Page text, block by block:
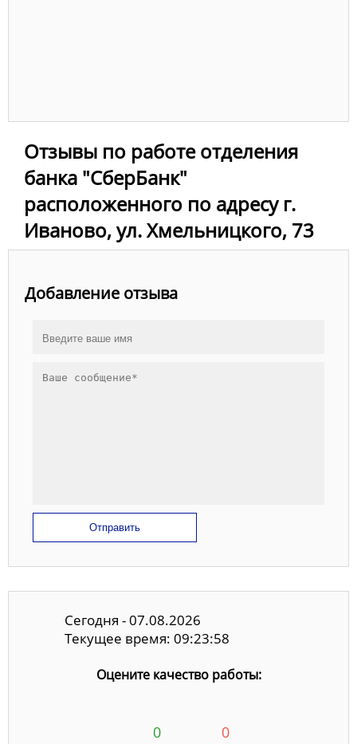
Отзывы по работе отделения
банка "СберБанк"
расположенного по адресу г.
Иваново, ул. Хмельницкого, 73
Добавление отзыва
Отправить
Сегодня - 07.08.2026
Текущее время: 09:23:58
Оцените качество работы:
0 0